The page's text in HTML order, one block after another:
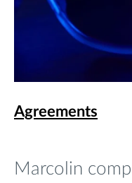
Agreements
Marcolin